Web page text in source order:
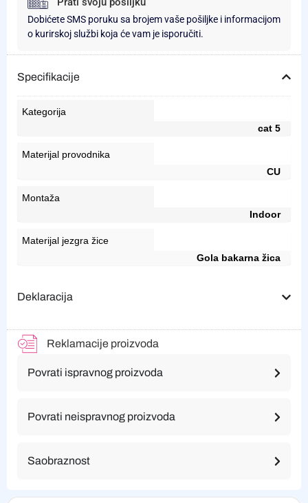
Dobićete SMS poruku sa brojem vaše pošiljke i informacijom
o kurirskoj službi koja će vam je isporučiti.
Specifikacije
Kategorija
cat 5
Materijal provodnika
CU
Montaža
Indoor
Materijal jezgra žice
Gola bakarna žica
Deklaracija
Reklamacije proizvoda
Povrati ispravnog proizvoda
Povrati neispravnog proizvoda
Saobraznost